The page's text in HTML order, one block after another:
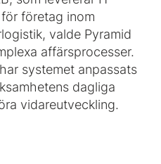
företag inom
valde Pyramid
affärsprocesser.
systemet anpassats
dagliga
vidareutveckling.